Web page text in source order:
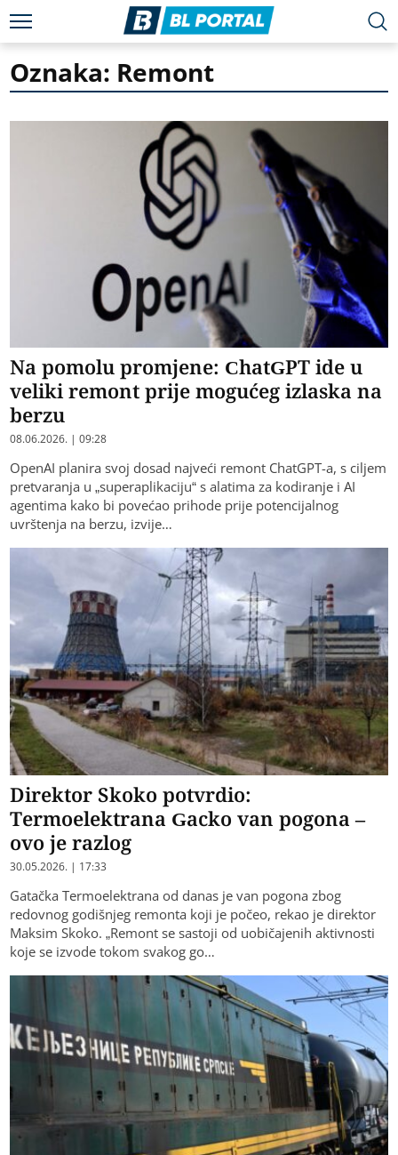
Oznaka: Remont
Na pomolu promjene: ChatGPT ide u
veliki remont prije mogućeg izlaska na
berzu
08.06.2026. | 09:28
OpenAI planira svoj dosad najveći remont ChatGPT-a, s ciljem
pretvaranja u „superaplikaciju“ s alatima za kodiranje i AI
agentima kako bi povećao prihode prije potencijalnog
uvrštenja na berzu, izvije…
Direktor Skoko potvrdio:
Termoelektrana Gacko van pogona –
ovo je razlog
30.05.2026. | 17:33
Gatačka Termoelektrana od danas je van pogona zbog
redovnog godišnjeg remonta koji je počeo, rekao je direktor
Maksim Skoko. „Remont se sastoji od uobičajenih aktivnosti
koje se izvode tokom svakog go…